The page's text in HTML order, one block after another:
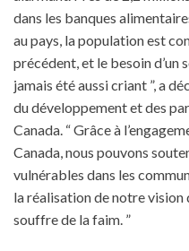
dans les banques
au pays, la population est
précédent, et le besoin d’un
jamais été aussi criant ”, a
du développement et des
Canada. “ Grâce à
Canada, nous pouvons
vulnérables dans les
la réalisation de notre vision
souffre de la faim. ”